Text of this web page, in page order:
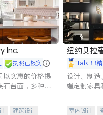
Inc.
执照已核实
以实惠的价格提
石台面，多种优
建筑设计
纽约贝拉奢华公
E iTalkBB
设计、制
端定制家具
室内设计